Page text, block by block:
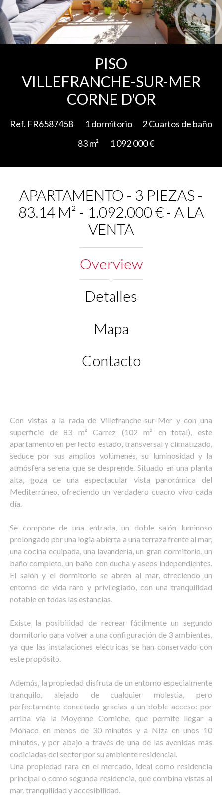
PISO
VILLEFRANCHE-SUR-MER
CORNE D'OR
Ref. FR6587458 1 dormitorio
2 Cuartos de baño
83 m²
1 092 000 €
APARTAMENTO - 3 PIEZAS -
83.14 M² - 1.092.000 € - A LA
VENTA
Overview
Detalles
Mapa
Contacto
Con vistas a la rada de Villefranche-sur-Mer y con una
superficie de 83 m² Carrez (102 m² en total), este
apartamento en perfecto estado, transversal y climatizado,
seduce por sus amplios volúmenes, su luminosidad y la
atmósfera serena que se desprende. Situado en una planta
alta, goza de una espectacular vista panorámica del
Mediterráneo, ofreciendo un verdadero cuadro vivo cada
día.
Se compone de una entrada, un doble salón luminoso
prolongado por una logia abierta a una terraza frente al mar,
una cocina equipada, una lavandería, un gran dormitorio, un
baño completo, un baño con ducha y aseos independientes.
El salón y el dormitorio se abren al mar, ofreciendo un
entorno de vida raro y privilegiado, con una tranquilidad
notable en todas las estancias.
Existe la posibilidad de recrear fácilmente un segundo
dormitorio para volver a una configuración de 3 ambientes,
ya que las instalaciones eléctricas se han conservado con
este propósito.
Además, la propiedad disfruta de un entorno especialmente
tranquilo, alejado de cualquier molestia, pero
perfectamente conectada gracias a un doble acceso: por
arriba vía la Moyenne Corniche, que permite llegar a
Mónaco en menos de 30 minutos y a Niza en unos 10
minutos, y por abajo a través de una de las avenidas más
codiciadas del sector por su ambiente residencial.
Una propiedad rara en el mercado, ideal como residencia
principal o como segunda residencia, que combina vistas al
mar, tranquilidad y accesibilidad.